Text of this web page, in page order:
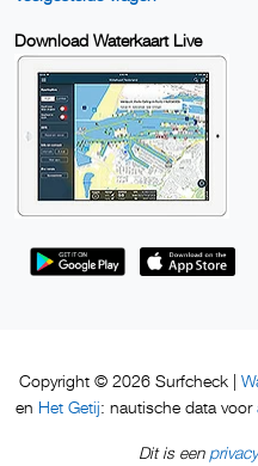
Download Waterkaart Live
Copyright © 2026 Surfcheck |
en Het Getij: nautische data voor
Dit is een